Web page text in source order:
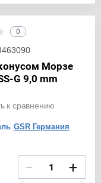
0
Морзе
G 9,0 mm
к сравнению
GSR Германия
− +